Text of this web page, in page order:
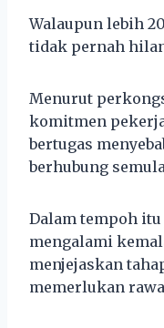
Walaupun lebih
tidak pernah
Menurut
komitmen
bertugas
berhubung
Dalam tempoh
mengalami
menjejaskan
memerlukan